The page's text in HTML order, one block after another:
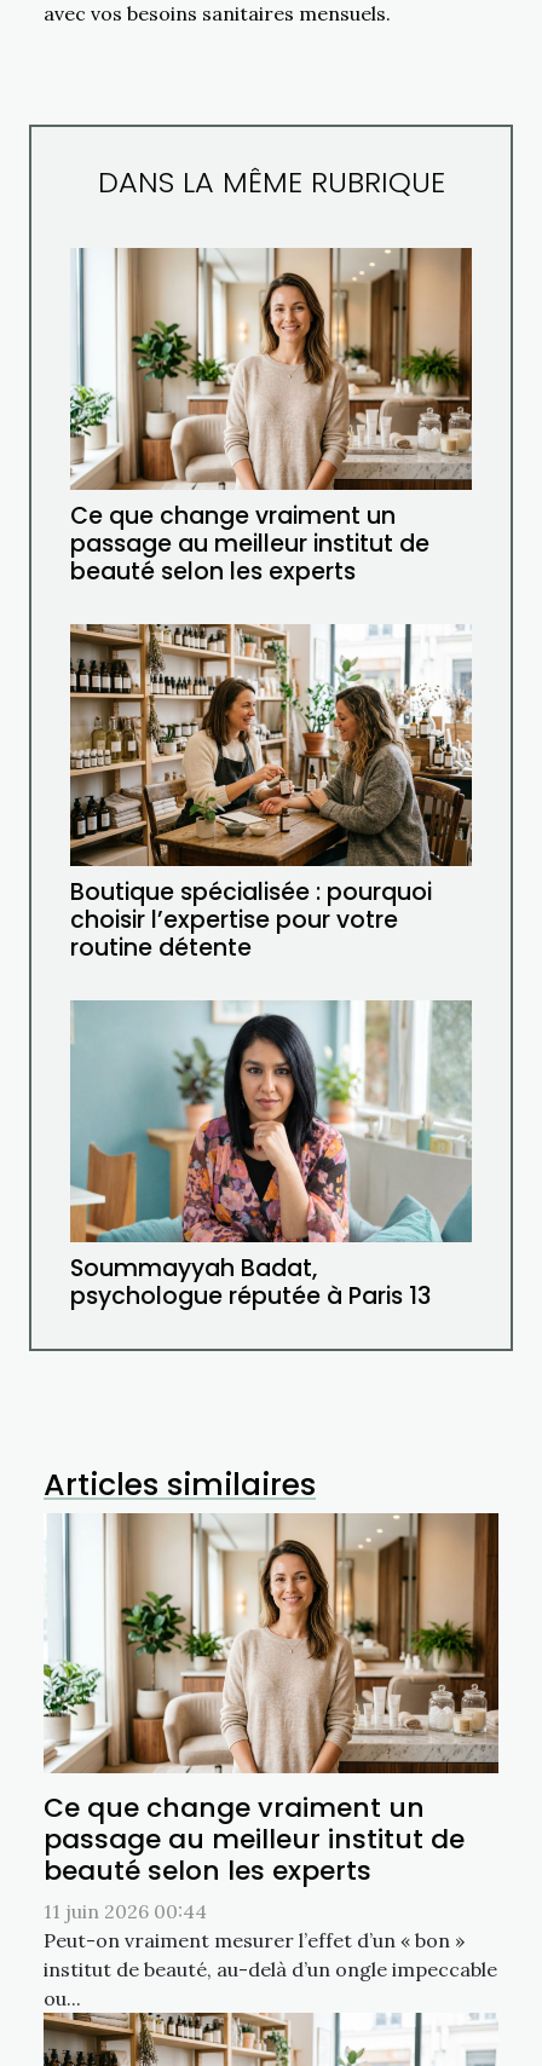
avec vos besoins sanitaires mensuels.
DANS LA MÊME RUBRIQUE
Ce que change vraiment un
passage au meilleur institut de
beauté selon les experts
Boutique spécialisée : pourquoi
choisir l’expertise pour votre
routine détente
Soummayyah Badat,
psychologue réputée à Paris 13
Articles similaires
Ce que change vraiment un
passage au meilleur institut de
beauté selon les experts
11 juin 2026 00:44
Peut-on vraiment mesurer l’effet d’un « bon »
institut de beauté, au-delà d’un ongle impeccable
ou...